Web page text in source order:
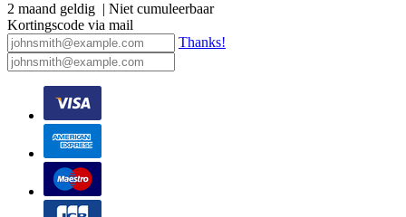
2 maand geldig | Niet cumuleerbaar
Kortingscode via mail
Thanks!